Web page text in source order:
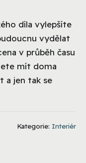
díla vylepšíte
vydělat
v průběh času
mít doma
a jen tak se
Kategorie: Interiér